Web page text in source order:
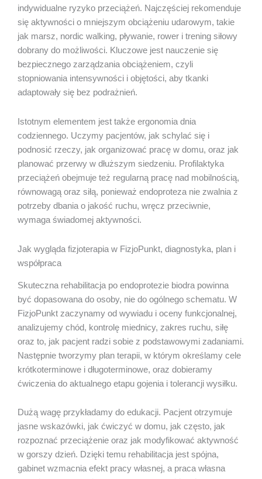
indywidualne ryzyko przeciążeń. Najczęściej rekomenduje
się aktywności o mniejszym obciążeniu udarowym, takie
jak marsz, nordic walking, pływanie, rower i trening siłowy
dobrany do możliwości. Kluczowe jest nauczenie się
bezpiecznego zarządzania obciążeniem, czyli
stopniowania intensywności i objętości, aby tkanki
adaptowały się bez podrażnień.
Istotnym elementem jest także ergonomia dnia
codziennego. Uczymy pacjentów, jak schylać się i
podnosić rzeczy, jak organizować pracę w domu, oraz jak
planować przerwy w dłuższym siedzeniu. Profilaktyka
przeciążeń obejmuje też regularną pracę nad mobilnością,
równowagą oraz siłą, ponieważ endoproteza nie zwalnia z
potrzeby dbania o jakość ruchu, wręcz przeciwnie,
wymaga świadomej aktywności.
Jak wygląda fizjoterapia w FizjoPunkt, diagnostyka, plan i
współpraca
Skuteczna rehabilitacja po endoprotezie biodra powinna
być dopasowana do osoby, nie do ogólnego schematu. W
FizjoPunkt zaczynamy od wywiadu i oceny funkcjonalnej,
analizujemy chód, kontrolę miednicy, zakres ruchu, siłę
oraz to, jak pacjent radzi sobie z podstawowymi zadaniami.
Następnie tworzymy plan terapii, w którym określamy cele
krótkoterminowe i długoterminowe, oraz dobieramy
ćwiczenia do aktualnego etapu gojenia i tolerancji wysiłku.
Dużą wagę przykładamy do edukacji. Pacjent otrzymuje
jasne wskazówki, jak ćwiczyć w domu, jak często, jak
rozpoznać przeciążenie oraz jak modyfikować aktywność
w gorszy dzień. Dzięki temu rehabilitacja jest spójna,
gabinet wzmacnia efekt pracy własnej, a praca własna